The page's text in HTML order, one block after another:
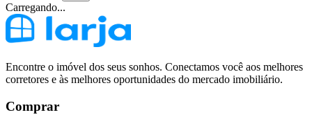
Carregando...
Encontre o imóvel dos seus sonhos. Conectamos você aos melhores
corretores e às melhores oportunidades do mercado imobiliário.
Comprar